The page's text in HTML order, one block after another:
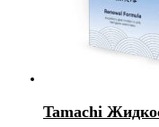
Tamachi